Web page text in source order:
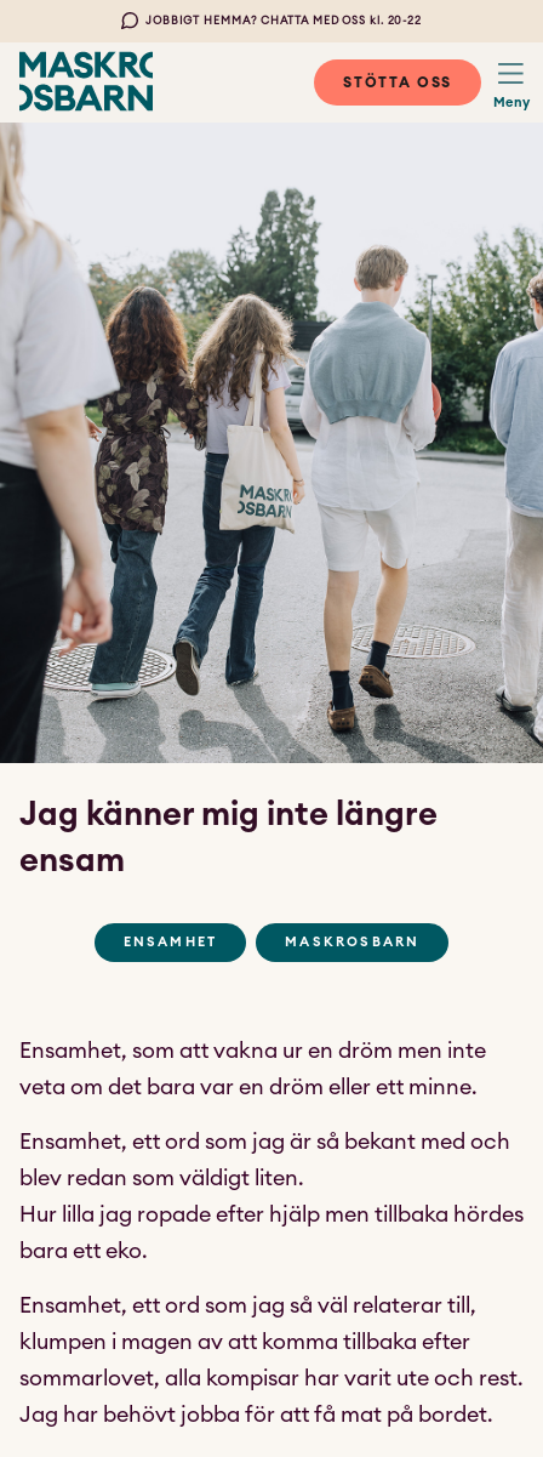
JOBBIGT HEMMA? CHATTA MED OSS kl. 20-22
STÖTTA OSS
Meny
Jag känner mig inte längre
ensam
ENSAMHET MASKROSBARN
Ensamhet, som att vakna ur en dröm men inte
veta om det bara var en dröm eller ett minne.
Ensamhet, ett ord som jag är så bekant med och
blev redan som väldigt liten.
Hur lilla jag ropade efter hjälp men tillbaka hördes
bara ett eko.
Ensamhet, ett ord som jag så väl relaterar till,
klumpen i magen av att komma tillbaka efter
sommarlovet, alla kompisar har varit ute och rest.
Jag har behövt jobba för att få mat på bordet.